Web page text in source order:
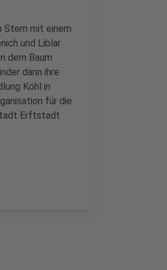
Stern mit einem
und Liblar
dem Baum
dann ihre
Köhl in
für die
Erftstadt